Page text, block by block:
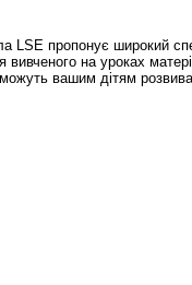
пропонує широкий
на уроках
вашим дітям